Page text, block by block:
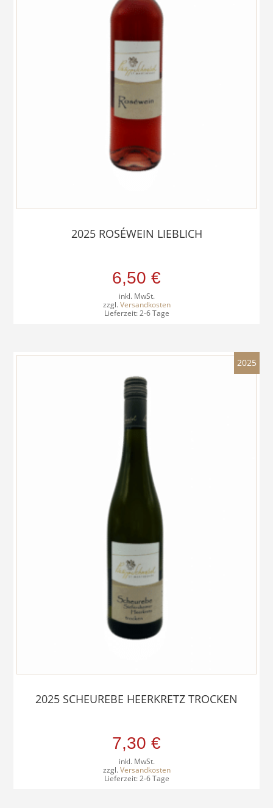
2025 ROSÉWEIN LIEBLICH
6,50 €
inkl. MwSt.
zzgl.Versandkosten
Lieferzeit:2-6 Tage
2025
2025 SCHEUREBE HEERKRETZ TROCKEN
7,30 €
inkl. MwSt.
zzgl.Versandkosten
Lieferzeit:2-6 Tage